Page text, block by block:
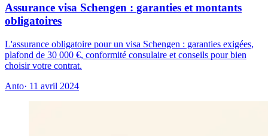
Assurance visa Schengen : garanties et montants
obligatoires
L'assurance obligatoire pour un visa Schengen : garanties exigées,
plafond de 30 000 €, conformité consulaire et conseils pour bien
choisir votre contrat.
Anto· 11 avril 2024